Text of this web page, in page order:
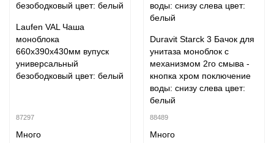
Laufen VAL Чаша
моноблока
660x390x430мм вупуск
универсальный
безободковый цвет: белый
87297
Много
Duravit Starck 3 Бачок для
унитаза моноблок с
механизмом 2го смыва -
кнопка хром поключение
воды: снизу слева цвет:
белый
88489
Много